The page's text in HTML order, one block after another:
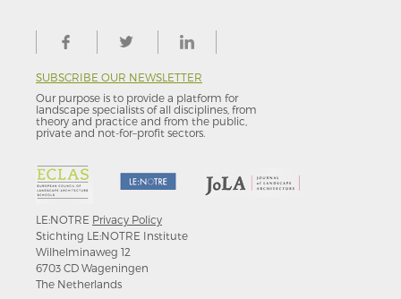
SUBSCRIBE OUR NEWSLETTER
Our purpose is to provide a platform for
landscape specialists of all disciplines, from
theory and practice and from the public,
private and not-for–profit sectors.
LE:NOTRE Privacy Policy
Stichting LE:NOTRE Institute
Wilhelminaweg 12
6703 CD Wageningen
The Netherlands